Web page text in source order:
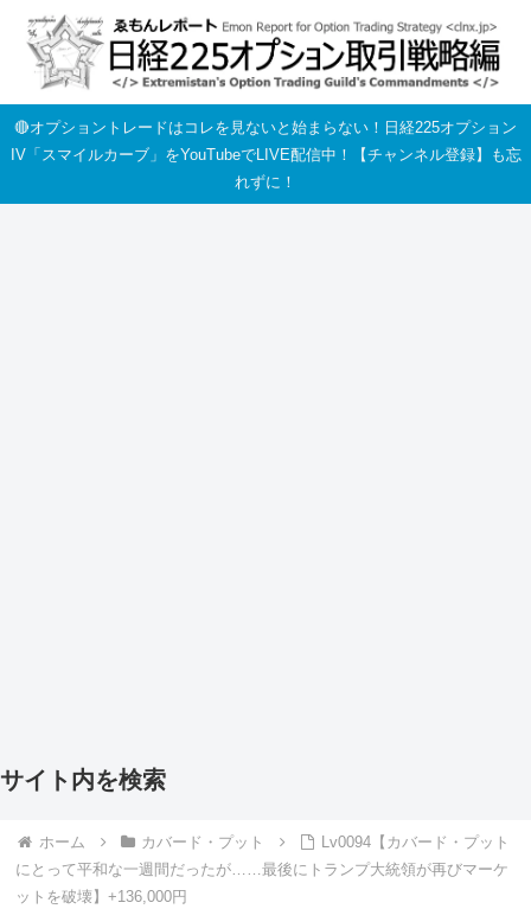
🔴オプショントレードはコレを見ないと始まらない！日経225オプション
IV「スマイルカーブ」をYouTubeでLIVE配信中！【チャンネル登録】も忘
れずに！
サイト内を検索
ホーム カバード・プット
Lv0094【カバード・プット
にとって平和な一週間だったが……最後にトランプ大統領が再びマーケ
ットを破壊】+136,000円